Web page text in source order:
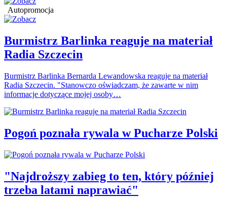
Autopromocja
Burmistrz Barlinka reaguje na materiał
Radia Szczecin
Burmistrz Barlinka Bernarda Lewandowska reaguje na materiał
Radia Szczecin. "Stanowczo oświadczam, że zawarte w nim
informacje dotyczące mojej osoby…
Pogoń poznała rywala w Pucharze Polski
"Najdroższy zabieg to ten, który później
trzeba latami naprawiać"